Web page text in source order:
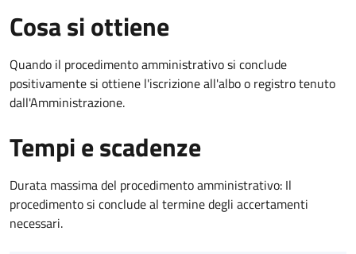
Cosa si ottiene
Quando il procedimento amministrativo si conclude
positivamente si ottiene l'iscrizione all'albo o registro tenuto
dall'Amministrazione.
Tempi e scadenze
Durata massima del procedimento amministrativo: Il
procedimento si conclude al termine degli accertamenti
necessari.